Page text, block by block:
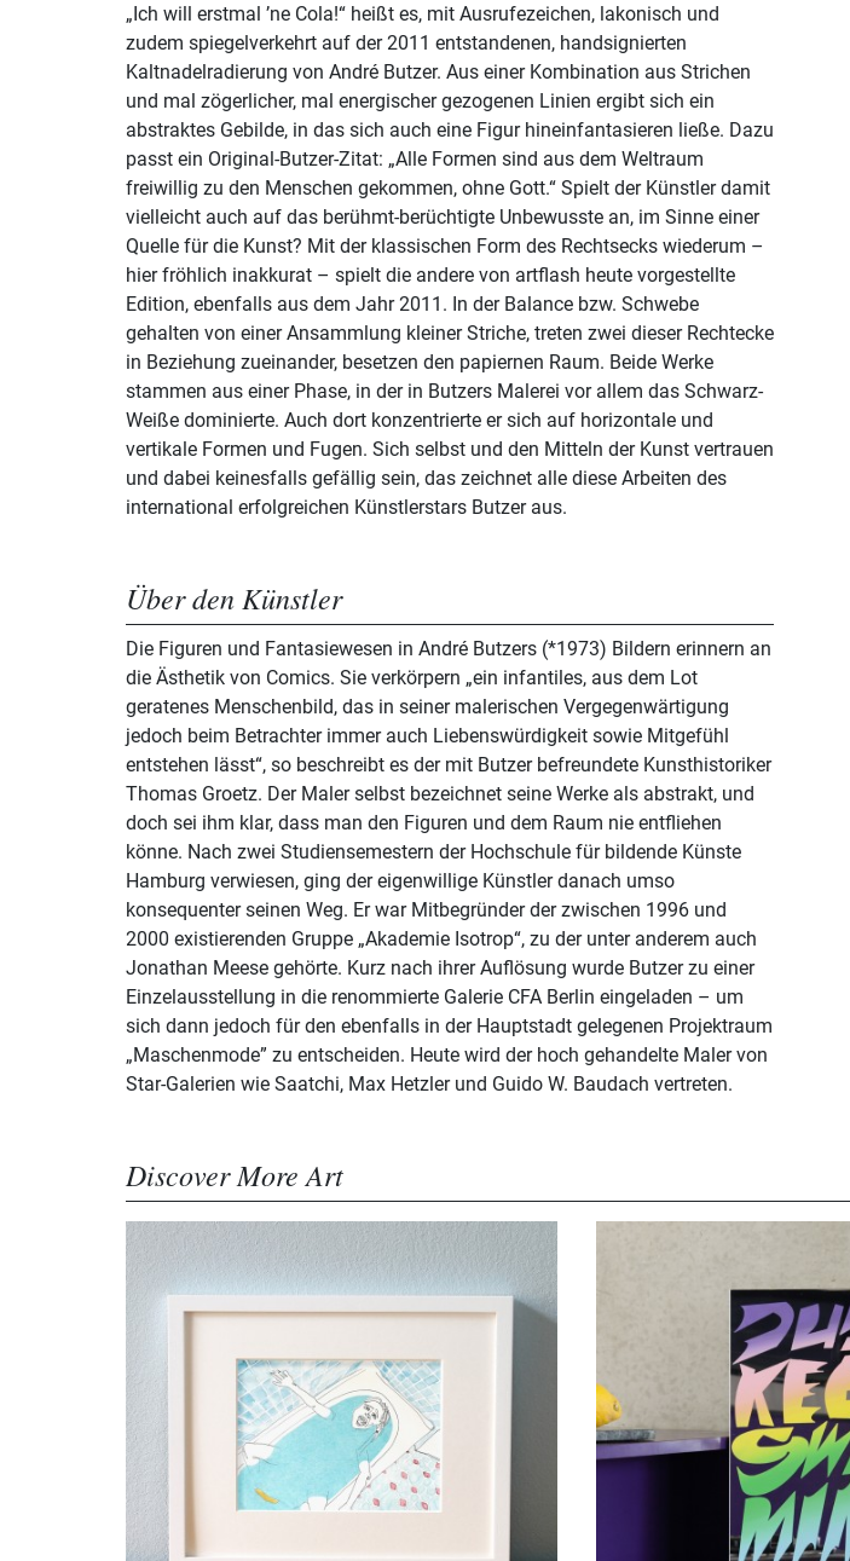
„Ich will erstmal ’ne Cola!“ heißt es, mit Ausrufezeichen, lakonisch und
zudem spiegelverkehrt auf der 2011 entstandenen, handsignierten
Kaltnadelradierung von André Butzer. Aus einer Kombination aus Strichen
und mal zögerlicher, mal energischer gezogenen Linien ergibt sich ein
abstraktes Gebilde, in das sich auch eine Figur hineinfantasieren ließe. Dazu
passt ein Original-Butzer-Zitat: „Alle Formen sind aus dem Weltraum
freiwillig zu den Menschen gekommen, ohne Gott.“ Spielt der Künstler damit
vielleicht auch auf das berühmt-berüchtigte Unbewusste an, im Sinne einer
Quelle für die Kunst? Mit der klassischen Form des Rechtsecks wiederum –
hier fröhlich inakkurat – spielt die andere von artflash heute vorgestellte
Edition, ebenfalls aus dem Jahr 2011. In der Balance bzw. Schwebe
gehalten von einer Ansammlung kleiner Striche, treten zwei dieser Rechtecke
in Beziehung zueinander, besetzen den papiernen Raum. Beide Werke
stammen aus einer Phase, in der in Butzers Malerei vor allem das Schwarz-
Weiße dominierte. Auch dort konzentrierte er sich auf horizontale und
vertikale Formen und Fugen. Sich selbst und den Mitteln der Kunst vertrauen
und dabei keinesfalls gefällig sein, das zeichnet alle diese Arbeiten des
international erfolgreichen Künstlerstars Butzer aus.
Über den Künstler
Die Figuren und Fantasiewesen in André Butzers (*1973) Bildern erinnern an
die Ästhetik von Comics. Sie verkörpern „ein infantiles, aus dem Lot
geratenes Menschenbild, das in seiner malerischen Vergegenwärtigung
jedoch beim Betrachter immer auch Liebenswürdigkeit sowie Mitgefühl
entstehen lässt“, so beschreibt es der mit Butzer befreundete Kunsthistoriker
Thomas Groetz. Der Maler selbst bezeichnet seine Werke als abstrakt, und
doch sei ihm klar, dass man den Figuren und dem Raum nie entfliehen
könne. Nach zwei Studiensemestern der Hochschule für bildende Künste
Hamburg verwiesen, ging der eigenwillige Künstler danach umso
konsequenter seinen Weg. Er war Mitbegründer der zwischen 1996 und
2000 existierenden Gruppe „Akademie Isotrop“, zu der unter anderem auch
Jonathan Meese gehörte. Kurz nach ihrer Auflösung wurde Butzer zu einer
Einzelausstellung in die renommierte Galerie CFA Berlin eingeladen – um
sich dann jedoch für den ebenfalls in der Hauptstadt gelegenen Projektraum
„Maschenmode” zu entscheiden. Heute wird der hoch gehandelte Maler von
Star-Galerien wie Saatchi, Max Hetzler und Guido W. Baudach vertreten.
Discover More Art